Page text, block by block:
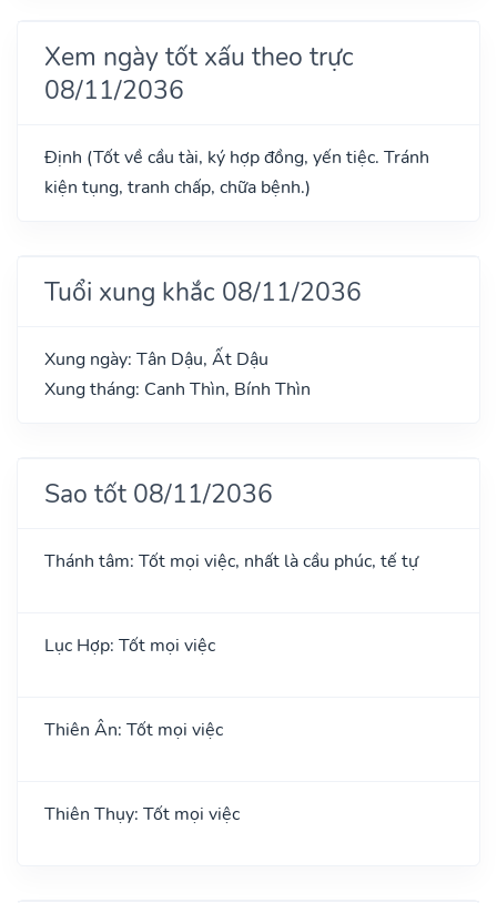
Xem ngày tốt xấu theo trực
08/11/2036
Định (Tốt về cầu tài, ký hợp đồng, yến tiệc. Tránh
kiện tụng, tranh chấp, chữa bệnh.)
Tuổi xung khắc 08/11/2036
Xung ngày: Tân Dậu, Ất Dậu
Xung tháng: Canh Thìn, Bính Thìn
Sao tốt 08/11/2036
Thánh tâm: Tốt mọi việc, nhất là cầu phúc, tế tự
Lục Hợp: Tốt mọi việc
Thiên Ân: Tốt mọi việc
Thiên Thụy: Tốt mọi việc